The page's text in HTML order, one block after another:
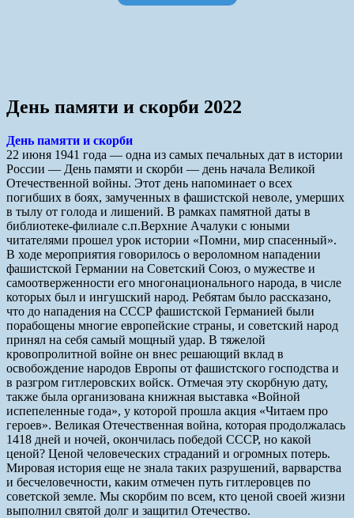
День памяти и скорби 2022
День памяти и скорби
22 июня 1941 года — одна из самых печальных дат в истории
России — День памяти и скорби — день начала Великой
Отечественной войны. Этот день напоминает о всех
погибших в боях, замученных в фашистской неволе, умерших
в тылу от голода и лишений. В рамках памятной даты в
библиотеке-филиале с.п.Верхние Ачалуки с юными
читателями прошел урок истории «Помни, мир спасенный».
В ходе мероприятия говорилось о вероломном нападении
фашистской Германии на Советский Союз, о мужестве и
самоотверженности его многонационального народа, в числе
которых был и ингушский народ. Ребятам было рассказано,
что до нападения на СССР фашистской Германией были
порабощены многие европейские страны, и советский народ
принял на себя самый мощный удар. В тяжелой
кровопролитной войне он внес решающий вклад в
освобождение народов Европы от фашистского господства и
в разгром гитлеровских войск. Отмечая эту скорбную дату,
также была организована книжная выставка «Войной
испепеленные года», у которой прошла акция «Читаем про
героев». Великая Отечественная война, которая продолжалась
1418 дней и ночей, окончилась победой СССР, но какой
ценой? Ценой человеческих страданий и огромных потерь.
Мировая история еще не знала таких разрушений, варварства
и бесчеловечности, каким отмечен путь гитлеровцев по
советской земле. Мы скорбим по всем, кто ценой своей жизни
выполнил святой долг и защитил Отечество.